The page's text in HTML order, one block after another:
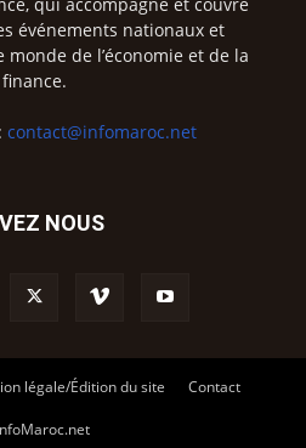
événements nationaux et
de l’économie et de la
finance.
contact@infomaroc.net
NOUS
légale/Édition du site Contact